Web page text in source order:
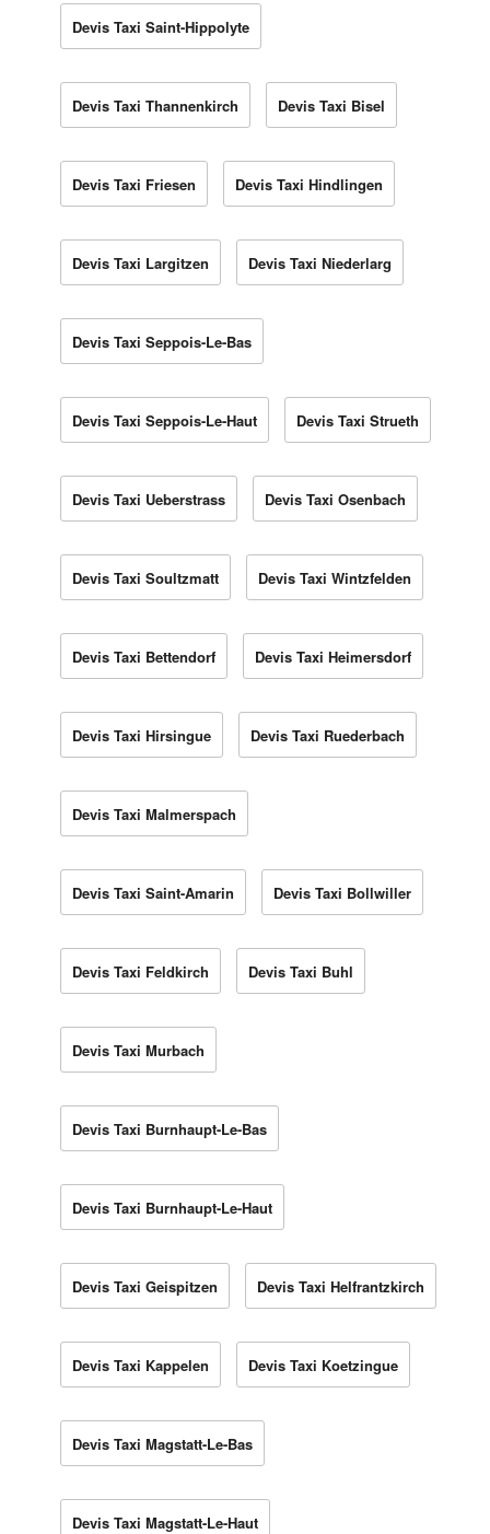
Devis Taxi Saint-Hippolyte
Devis Taxi Thannenkirch Devis Taxi Bisel
Devis Taxi Friesen Devis Taxi Hindlingen
Devis Taxi Largitzen Devis Taxi Niederlarg
Devis Taxi Seppois-Le-Bas
Devis Taxi Seppois-Le-Haut Devis Taxi Strueth
Devis Taxi Ueberstrass Devis Taxi Osenbach
Devis Taxi Soultzmatt Devis Taxi Wintzfelden
Devis Taxi Bettendorf Devis Taxi Heimersdorf
Devis Taxi Hirsingue Devis Taxi Ruederbach
Devis Taxi Malmerspach
Devis Taxi Saint-Amarin Devis Taxi Bollwiller
Devis Taxi Feldkirch Devis Taxi Buhl
Devis Taxi Murbach
Devis Taxi Burnhaupt-Le-Bas
Devis Taxi Burnhaupt-Le-Haut
Devis Taxi Geispitzen Devis Taxi Helfrantzkirch
Devis Taxi Kappelen Devis Taxi Koetzingue
Devis Taxi Magstatt-Le-Bas
Devis Taxi Magstatt-Le-Haut